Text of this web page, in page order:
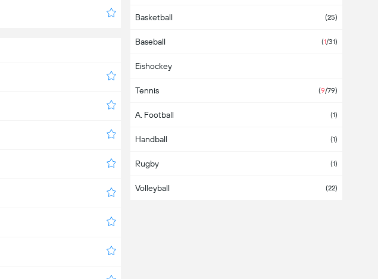
Armenien
Aruba
Aserbaidschan
Asien
Äthiopien
Australien
Bahamas
Bahrain
Basketball (25)
Baseball (1/31)
Eishockey
Tennis (9/79)
A. Football (1)
Handball (1)
Rugby (1)
Volleyball (22)